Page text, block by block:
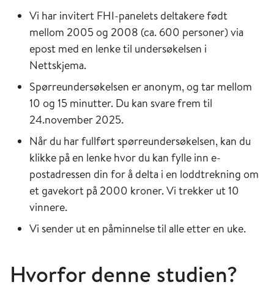
Vi har invitert FHI-panelets deltakere født
mellom 2005 og 2008 (ca. 600 personer) via
epost med en lenke til undersøkelsen i
Nettskjema.
Spørreundersøkelsen er anonym, og tar mellom
10 og 15 minutter. Du kan svare frem til
24.november 2025.
Når du har fullført spørreundersøkelsen, kan du
klikke på en lenke hvor du kan fylle inn e-
postadressen din for å delta i en loddtrekning om
et gavekort på 2000 kroner. Vi trekker ut 10
vinnere.
Vi sender ut en påminnelse til alle etter en uke.
Hvorfor denne studien?